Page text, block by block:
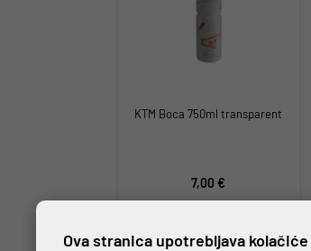
KTM Boca 750ml transparent
7,00 €
Ova stranica upotrebljava kolačiće